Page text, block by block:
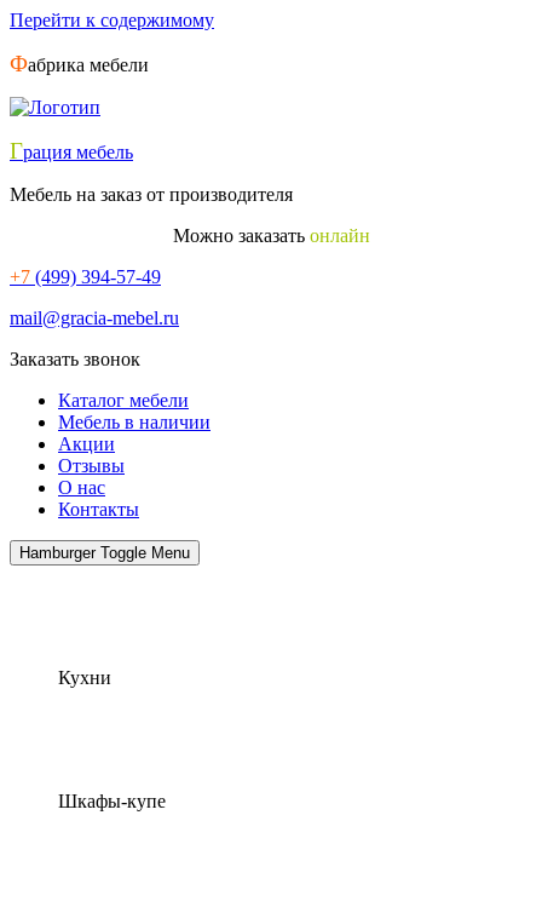
Перейти к содержимому
Фабрика мебели
Грация мебель
Мебель на заказ от производителя
Можно заказать онлайн
+7 (499) 394-57-49
mail@gracia-mebel.ru
Заказать звонок
Каталог мебели
Мебель в наличии
Акции
Отзывы
О нас
Контакты
Hamburger Toggle Menu
Кухни
Шкафы-купе